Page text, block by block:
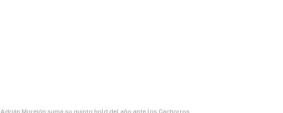
Adrián Morejón suma su quinto hold del año ante los Cachorros